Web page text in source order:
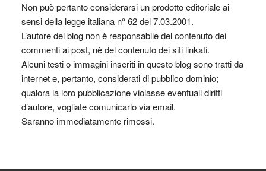
Non può pertanto considerarsi un prodotto editoriale ai
sensi della legge italiana n° 62 del 7.03.2001.
L’autore del blog non è responsabile del contenuto dei
commenti ai post, nè del contenuto dei siti linkati.
Alcuni testi o immagini inseriti in questo blog sono tratti da
internet e, pertanto, considerati di pubblico dominio;
qualora la loro pubblicazione violasse eventuali diritti
d’autore, vogliate comunicarlo via email.
Saranno immediatamente rimossi.